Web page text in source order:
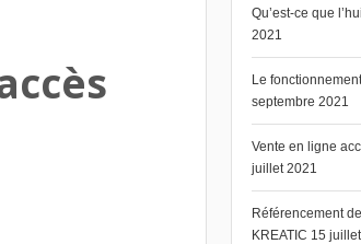
Qu’est-ce que
2021
Le
septembre 2021
Vente en ligne
juillet 2021
Référencement
KREATIC 15